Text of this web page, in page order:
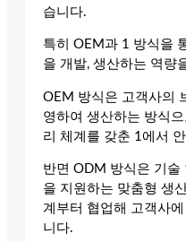
습니다.
특히 OEM과 1 방식을
을 개발, 생산하는 역량
OEM 방식은 고객사의
영하여 생산하는 방식
리 체계를 갖춘 1에서
반면 ODM 방식은 기술
을 지원하는 맞춤형 생
계부터 협업해 고객사
니다.